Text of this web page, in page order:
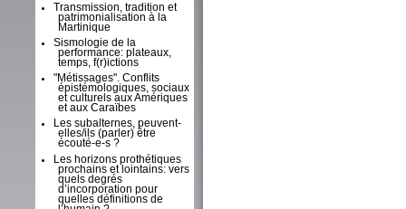
Transmission, tradition et
patrimonialisation à la
Martinique
Sismologie de la
performance: plateaux,
temps, f(r)ictions
"Métissages". Conflits
épistémologiques, sociaux
et culturels aux Amériques
et aux Caraïbes
Les subalternes, peuvent-
elles/ils (parler) être
écouté-e-s ?
Les horizons prothétiques
prochains et lointains: vers
quels degrés
d’incorporation pour
quelles définitions de